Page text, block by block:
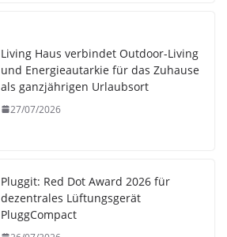
Living Haus verbindet Outdoor-Living
und Energieautarkie für das Zuhause
als ganzjährigen Urlaubsort
27/07/2026
Pluggit: Red Dot Award 2026 für
dezentrales Lüftungsgerät
PluggCompact